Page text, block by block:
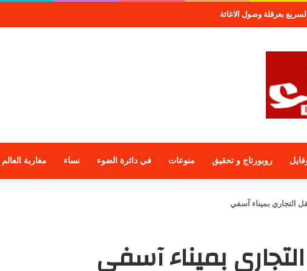
بعرقلة وصول الاغاثة
روبورتاج و تحقيق منوعات في دائرة الضوء نساء مغاربة العالم
التجاري بميناء آسفي
بميناء آسفي